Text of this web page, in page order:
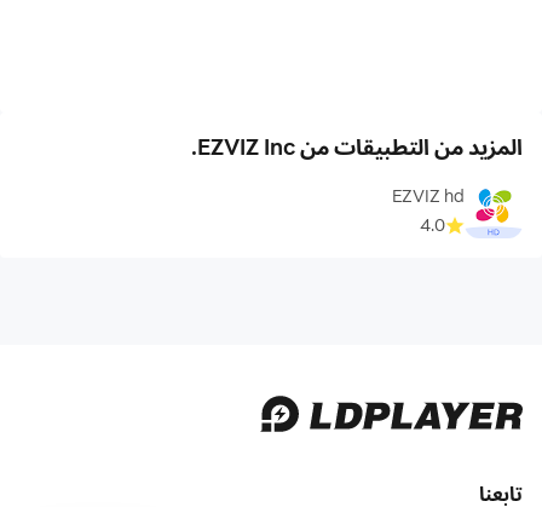
المزيد من التطبيقات من EZVIZ Inc.
EZVIZ hd
4.0
تابعنا